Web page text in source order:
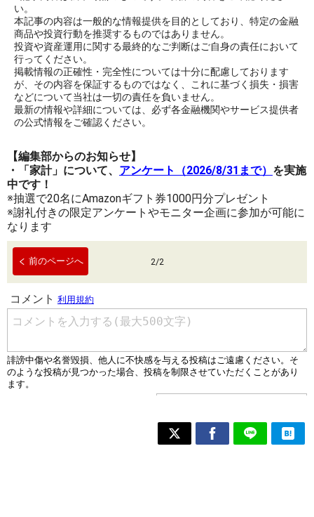
い。
本記事の内容は一般的な情報提供を目的としており、特定の金融
商品や投資行動を推奨するものではありません。
投資や資産運用に関する最終的なご判断はご自身の責任において
行ってください。
掲載情報の正確性・完全性については十分に配慮しております
が、その内容を保証するものではなく、これに基づく損失・損害
などについて当社は一切の責任を負いません。
最新の情報や詳細については、必ず各金融機関やサービス提供者
の公式情報をご確認ください。
【編集部からのお知らせ】
・「家計」について、 アンケート（2026/8/31まで） を実施
中です！
※抽選で20名にAmazonギフト券1000円分プレゼント
※謝礼付きの限定アンケートやモニター企画に参加が可能に
なります
前のページへ 2/2